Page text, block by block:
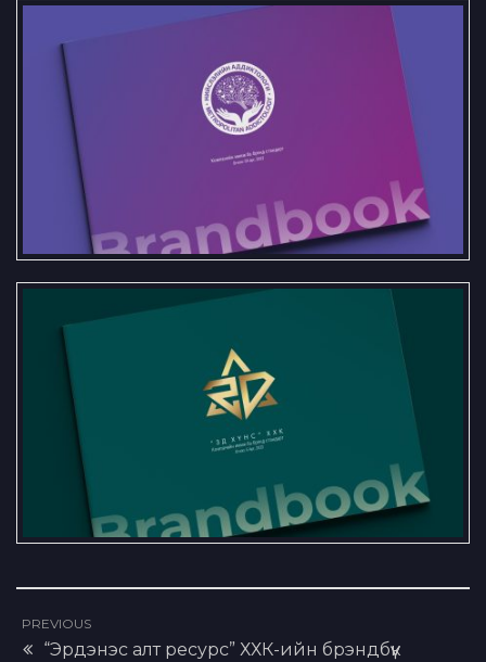
Нийслэлийн аддиктологи зан үйл,
сэтгэл заслын төвийн брэндбүүк
“ЗД хүнс” ХХК-ийн брэндбүүк
PREVIOUS
“Эрдэнэс алт ресурс” ХХК-ийн брэндбүүк